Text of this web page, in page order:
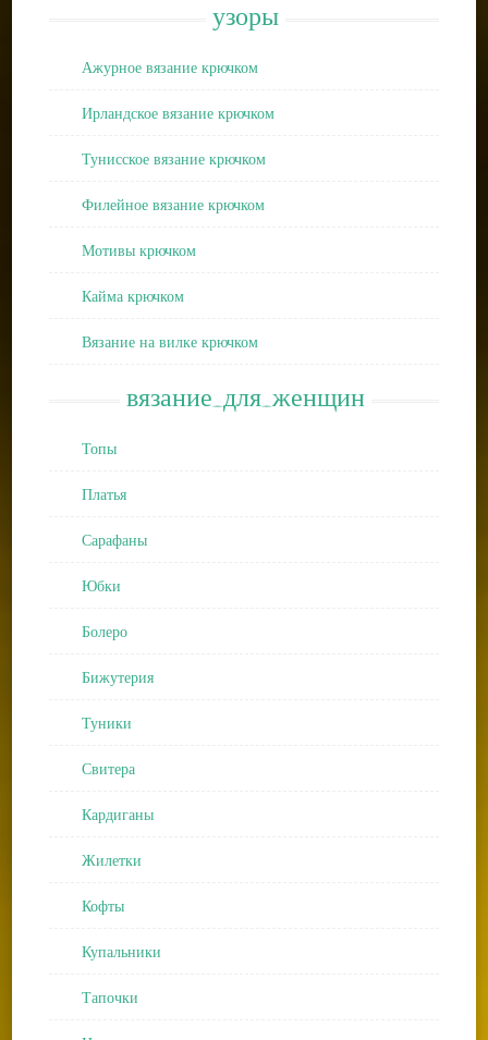
узоры
Ажурное вязание крючком
Ирландское вязание крючком
Тунисское вязание крючком
Филейное вязание крючком
Мотивы крючком
Кайма крючком
Вязание на вилке крючком
вязание_для_женщин
Топы
Платья
Сарафаны
Юбки
Болеро
Бижутерия
Туники
Свитера
Кардиганы
Жилетки
Кофты
Купальники
Тапочки